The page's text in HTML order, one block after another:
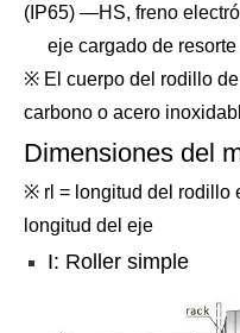
(IP65) —HS, freno
eje cargado de resorte
※ El cuerpo del rodillo
carbono o acero
Dimensiones del
※ rl = longitud del rodillo
longitud del eje
I: Roller simple